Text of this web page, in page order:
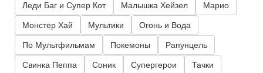
Леди Баг и Супер Кот Малышка Хейзел Марио
Монстер Хай Мультики Огонь и Вода
По Мультфильмам Покемоны Рапунцель
Свинка Пеппа Соник Супергерои Тачки